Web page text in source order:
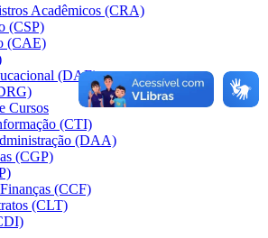
Acadêmicos (CRA)
(CSP)
(CAE)
(DAE)
Cursos
(CTI)
(DAA)
(CGP)
(CCF)
(CLT)